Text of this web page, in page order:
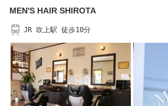
MEN'S HAIR SHIROTA
JR 吹上駅 徒歩10分